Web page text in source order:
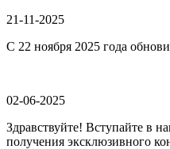
21-11-2025
С 22 ноября 2025 года
02-06-2025
Здравствуйте! Вступайте в
получения эксклюзивного